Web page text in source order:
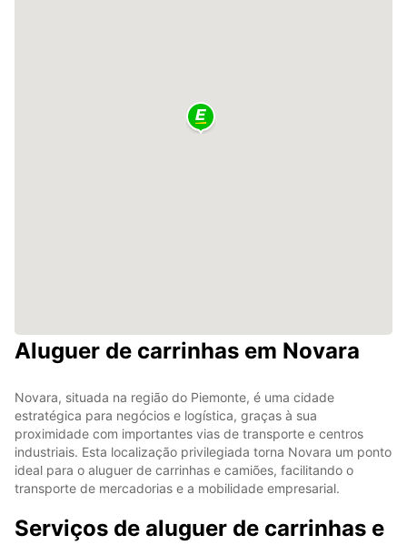
Aluguer de carrinhas em Novara
Novara, situada na região do Piemonte, é uma cidade
estratégica para negócios e logística, graças à sua
proximidade com importantes vias de transporte e centros
industriais. Esta localização privilegiada torna Novara um ponto
ideal para o aluguer de carrinhas e camiões, facilitando o
transporte de mercadorias e a mobilidade empresarial.
Serviços de aluguer de carrinhas e